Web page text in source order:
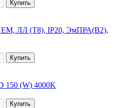
EM, ЛЛ (T8), IP20, ЭмПРА(B2),
150 (W) 4000K